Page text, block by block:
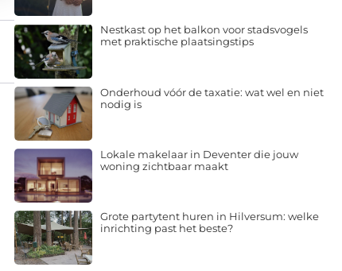
Nestkast op het balkon voor stadsvogels
met praktische plaatsingstips
Onderhoud vóór de taxatie: wat wel en niet
nodig is
Lokale makelaar in Deventer die jouw
woning zichtbaar maakt
Grote partytent huren in Hilversum: welke
inrichting past het beste?